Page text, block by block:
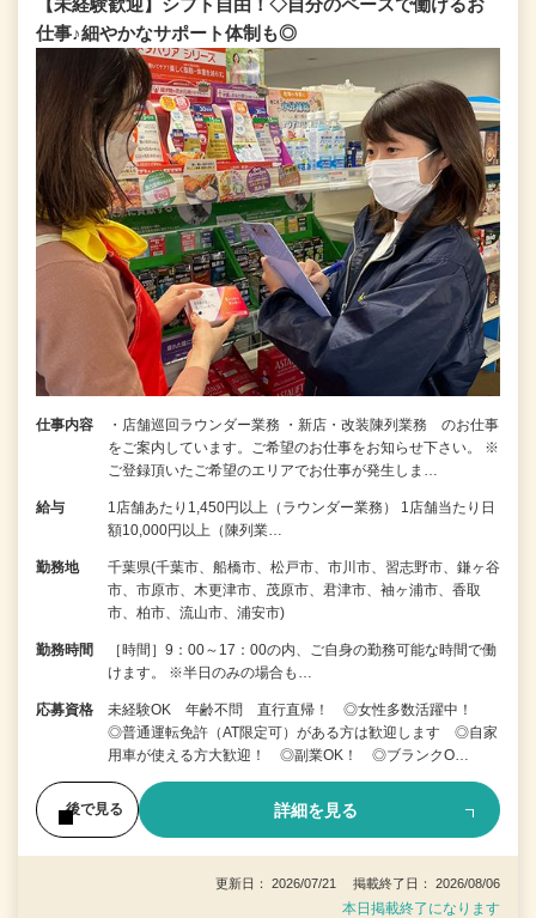
【未経験歓迎】シフト自由！◇自分のペースで働けるお
仕事♪細やかなサポート体制も◎
仕事内容
・店舗巡回ラウンダー業務 ・新店・改装陳列業務 のお仕事
をご案内しています。ご希望のお仕事をお知らせ下さい。 ※
ご登録頂いたご希望のエリアでお仕事が発生しま…
給与
1店舗あたり1,450円以上（ラウンダー業務） 1店舗当たり日
額10,000円以上（陳列業…
勤務地
千葉県(千葉市、船橋市、松戸市、市川市、習志野市、鎌ヶ谷
市、市原市、木更津市、茂原市、君津市、袖ヶ浦市、香取
市、柏市、流山市、浦安市)
勤務時間
［時間］9：00～17：00の内、ご自身の勤務可能な時間で働
けます。 ※半日のみの場合も…
応募資格
未経験OK 年齢不問 直行直帰！ ◎女性多数活躍中！
◎普通運転免許（AT限定可）がある方は歓迎します ◎自家
用車が使える方大歓迎！ ◎副業OK！ ◎ブランクO…
後で見る 詳細を見る
更新日： 2026/07/21 掲載終了日： 2026/08/06
本日掲載終了になります